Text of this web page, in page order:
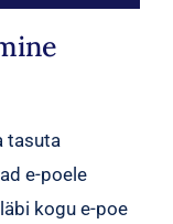
tasuta
e-poele
kogu e-poe